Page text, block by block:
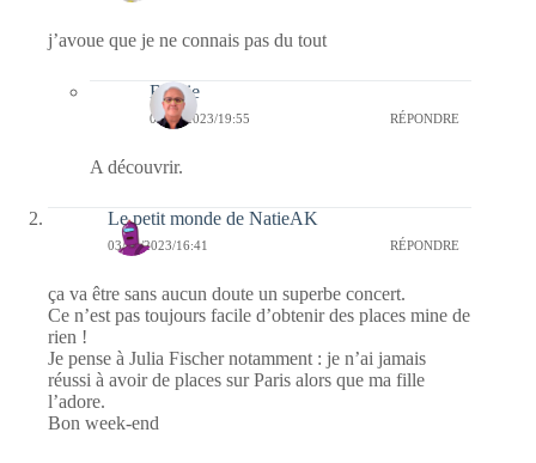
j’avoue que je ne connais pas du tout
Bernie
07/11/2023/19:55 RÉPONDRE
A découvrir.
Le petit monde de NatieAK
03/11/2023/16:41 RÉPONDRE
ça va être sans aucun doute un superbe concert.
Ce n’est pas toujours facile d’obtenir des places mine de
rien !
Je pense à Julia Fischer notamment : je n’ai jamais
réussi à avoir de places sur Paris alors que ma fille
l’adore.
Bon week-end